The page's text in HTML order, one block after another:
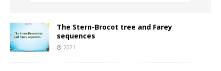
The Stern-Brocot tree and Farey
sequences
2021